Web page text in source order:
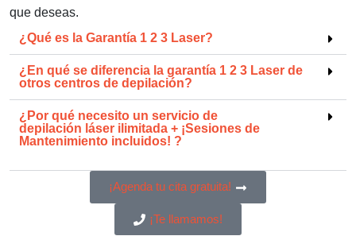
que deseas.
¿Qué es la Garantía 1 2 3 Laser?
¿En qué se diferencia la garantía 1 2 3 Laser de
otros centros de depilación?
¿Por qué necesito un servicio de
depilación láser ilimitada + ¡Sesiones de
Mantenimiento incluidos! ?
¡Agenda tu cita gratuita!
¡Te llamamos!